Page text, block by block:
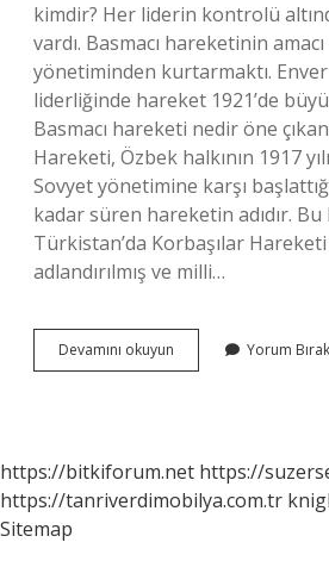
kimdir? Her liderin kontrolü
vardı. Basmacı hareketinin
yönetiminden kurtarmaktı. Enver
liderliğinde hareket 1921’de
Basmacı hareketi nedir öne
Hareketi, Özbek halkının 1917
Sovyet yönetimine karşı
kadar süren hareketin adıdır.
Türkistan’da Korbaşılar
adlandırılmış ve milli…
Devamını okuyun Basmacı
Hareketi
Yorum Bırak
https://bitkiforum.net https://
https://tanriverdimobilya.com.tr
Sitemap